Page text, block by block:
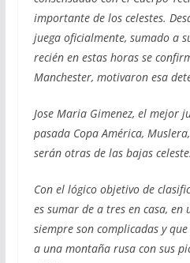
importante de los celestes.
juega oficialmente, sumado a
recién en estas horas se
Manchester, motivaron esa
Jose Maria Gimenez, el mejor
pasada Copa América,
serán otras de las bajas
Con el lógico objetivo de
es sumar de a tres en casa,
siempre son complicadas y
a una montaña rusa con sus